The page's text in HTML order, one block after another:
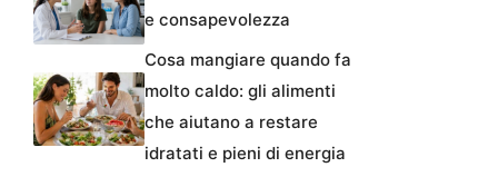
e consapevolezza
Cosa mangiare quando fa
molto caldo: gli alimenti
che aiutano a restare
idratati e pieni di energia